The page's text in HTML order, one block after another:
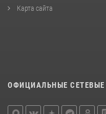
Карта сайта
ОФИЦИАЛЬНЫЕ